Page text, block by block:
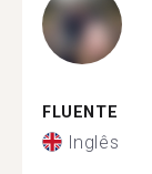
FLUENTE
Inglês